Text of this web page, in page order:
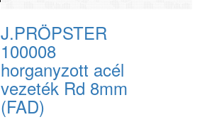
J.PRÖPSTER
100008
horganyzott acél
vezeték Rd 8mm
(FAD)